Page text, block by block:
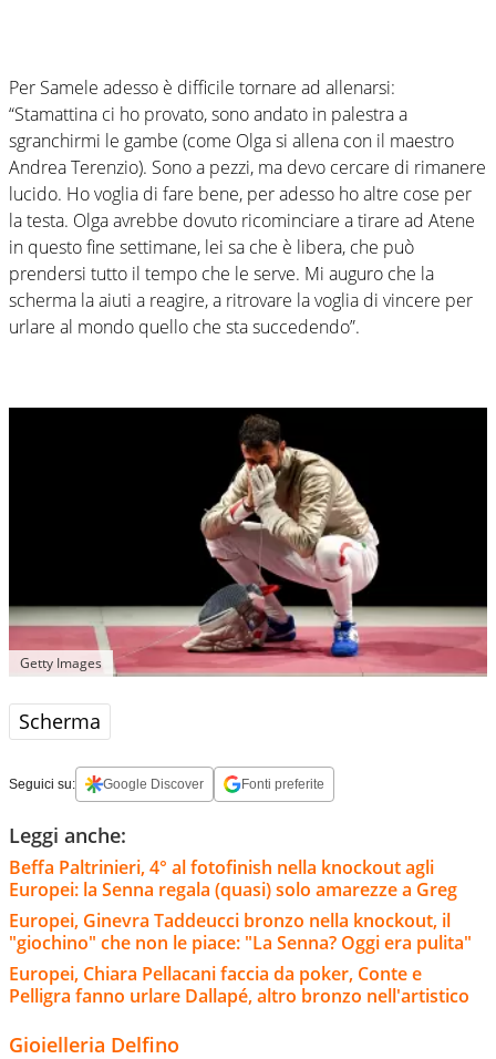
Per Samele adesso è difficile tornare ad allenarsi:
“Stamattina ci ho provato, sono andato in palestra a
sgranchirmi le gambe (come Olga si allena con il maestro
Andrea Terenzio). Sono a pezzi, ma devo cercare di rimanere
lucido. Ho voglia di fare bene, per adesso ho altre cose per
la testa. Olga avrebbe dovuto ricominciare a tirare ad Atene
in questo fine settimane, lei sa che è libera, che può
prendersi tutto il tempo che le serve. Mi auguro che la
scherma la aiuti a reagire, a ritrovare la voglia di vincere per
urlare al mondo quello che sta succedendo”.
Getty Images
Scherma
Seguici su: Google Discover Fonti preferite
Leggi anche:
Beffa Paltrinieri, 4° al fotofinish nella knockout agli
Europei: la Senna regala (quasi) solo amarezze a Greg
Europei, Ginevra Taddeucci bronzo nella knockout, il
"giochino" che non le piace: "La Senna? Oggi era pulita"
Europei, Chiara Pellacani faccia da poker, Conte e
Pelligra fanno urlare Dallapé, altro bronzo nell'artistico
Gioielleria Delfino